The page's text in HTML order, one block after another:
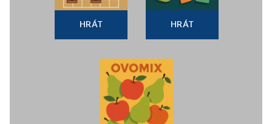
HRÁT HRÁT